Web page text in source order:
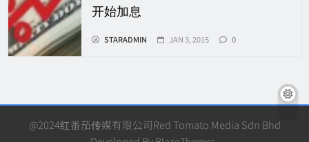
开始加息
STARADMIN JAN 3, 2015 0
@2024红番茄传媒有限公司Red Tomato Media Sdn Bhd